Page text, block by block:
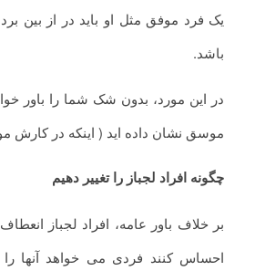
یک فرد موفق مثل او باید در از بین
باشد.
در این مورد، بدون شک شما را باور
موسق نشان داده اید ( اینکه در
چگونه افراد لجباز را تغییر دهیم
بر خلاف باور عامه، افراد لجباز
احساس کنند فردی می خواهد آنها را